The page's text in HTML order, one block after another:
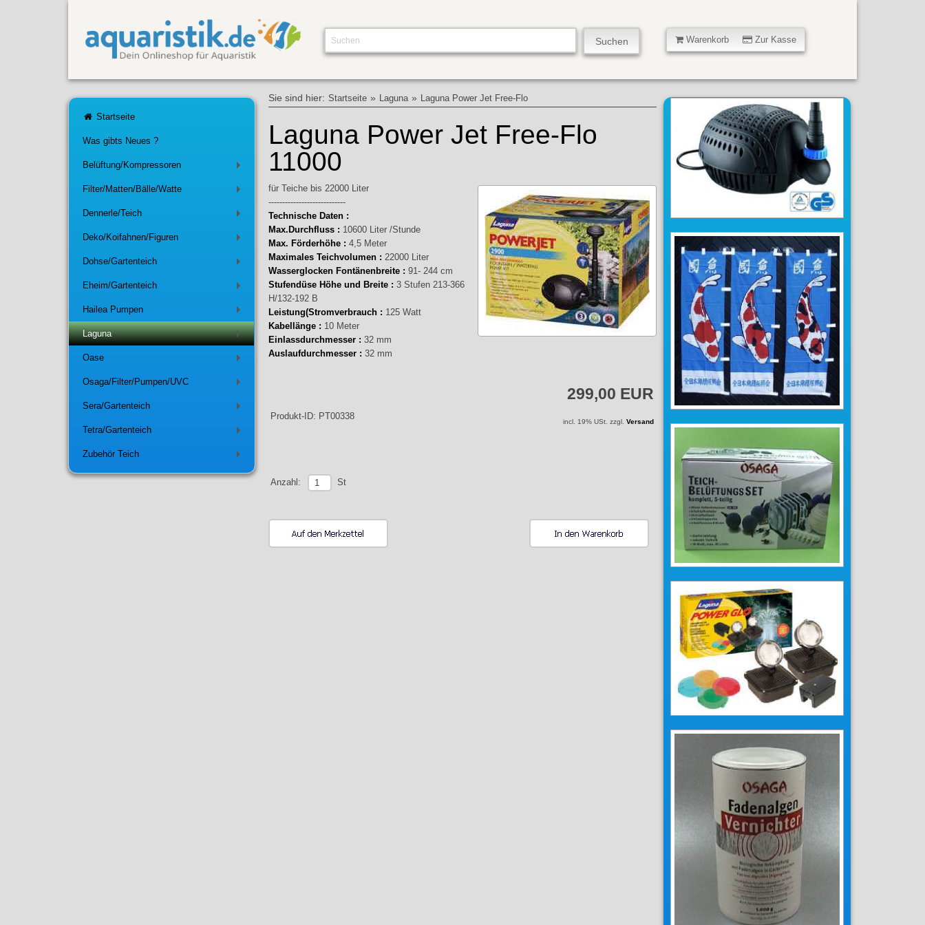
Warenkorb Zur Kasse
Startseite
Was gibts Neues ?
Belüftung/Kompressoren
Filter/Matten/Bälle/Watte
Dennerle/Teich
Deko/Koifahnen/Figuren
Dohse/Gartenteich
Eheim/Gartenteich
Hailea Pumpen
+
Laguna
Oase
Osaga/Filter/Pumpen/UVC
Sera/Gartenteich
Tetra/Gartenteich
Zubehör Teich
Sie sind hier: Startseite » Laguna » Laguna Power Jet Free-Flo
Laguna Power Jet Free-Flo
11000
für Teiche bis 22000 Liter
----------------------------
Technische Daten :
Max.Durchfluss : 10600 Liter /Stunde
Max. Förderhöhe : 4,5 Meter
Maximales Teichvolumen :22000 Liter
Wasserglocken Fontänenbreite : 91- 244 cm
Stufendüse Höhe und Breite : 3 Stufen 213-366
H/132-192 B
Leistung(Stromverbrauch : 125 Watt
Kabellänge : 10 Meter
Einlassdurchmesser : 32 mm
Auslaufdurchmesser :32 mm
299,00 EUR
Produkt-ID: PT00338
incl. 19% USt. zzgl.Versand
Anzahl: St